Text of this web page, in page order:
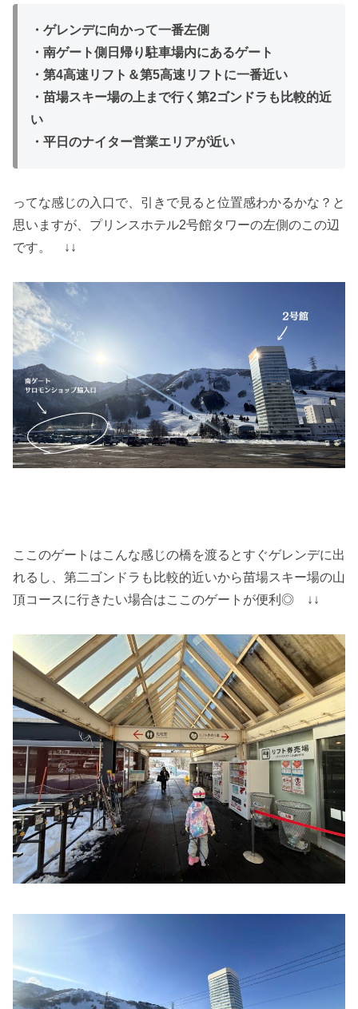
・ゲレンデに向かって一番左側
・南ゲート側日帰り駐車場内にあるゲート
・第4高速リフト＆第5高速リフトに一番近い
・苗場スキー場の上まで行く第2ゴンドラも比較的近
い
・平日のナイター営業エリアが近い
ってな感じの入口で、引きで見ると位置感わかるかな？と
思いますが、プリンスホテル2号館タワーの左側のこの辺
です。 ↓↓
ここのゲートはこんな感じの橋を渡るとすぐゲレンデに出
れるし、第二ゴンドラも比較的近いから苗場スキー場の山
頂コースに行きたい場合はここのゲートが便利◎ ↓↓